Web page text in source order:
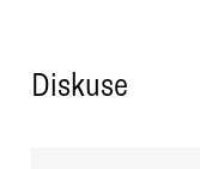
Diskuse